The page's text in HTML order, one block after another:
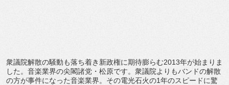
衆議院解散の騒動も落ち着き新政権に期待膨らむ2013年が始まりま
した。音楽業界の尖閣諸党・松原です。衆議院よりもバンドの解散
の方が事件になった音楽業界。その電光石火の1年のスピードに驚